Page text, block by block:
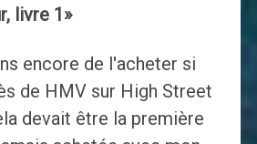
livre 1»
encore de l'acheter si
de HMV sur High Street
devait être la première